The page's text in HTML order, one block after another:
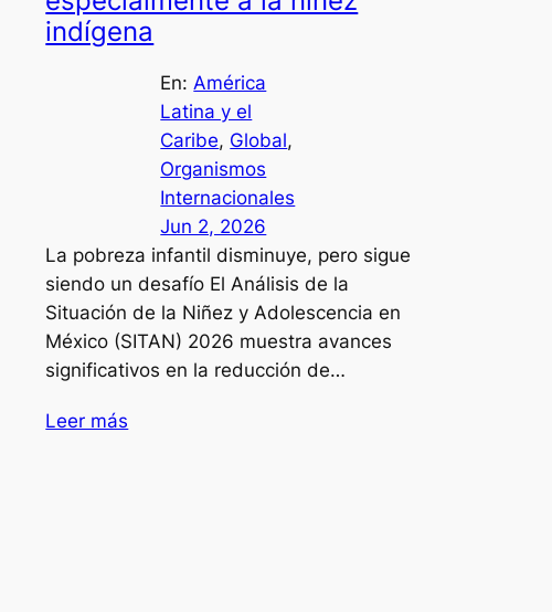
indígena
En:América
Latina y el
Caribe, Global
Organismos
Internacionales
Jun 2, 2026
La pobreza infantil disminuye, pero sigue
siendo un desafío El Análisis de la
Situación de la Niñez y Adolescencia en
México (SITAN) 2026 muestra avances
significativos en la reducción de…
Leer más